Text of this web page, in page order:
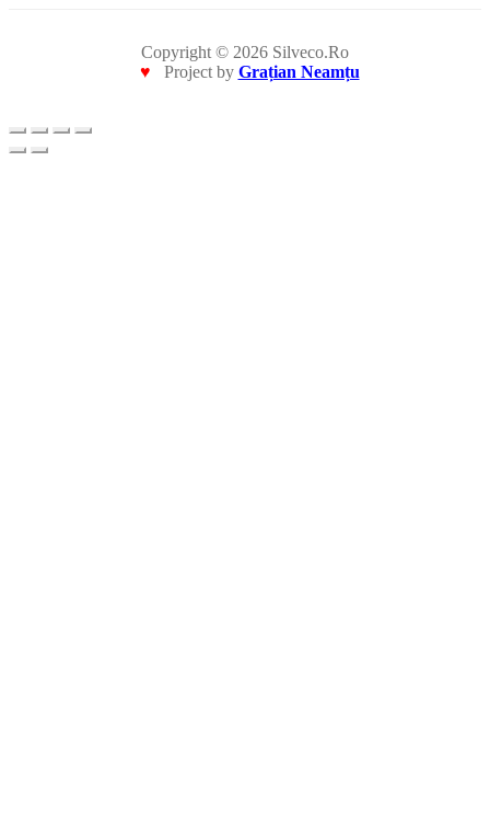
Copyright © 2026 Silveco.Ro
♥
Project by Grațian Neamțu